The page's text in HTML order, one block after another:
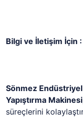
Bilgi ve İletişim İçin
Sönmez Endüstriyel
Yapıştırma Makinesi
süreçlerini